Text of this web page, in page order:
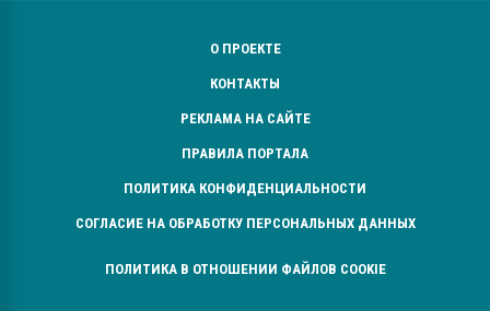
О ПРОЕКТЕ
КОНТАКТЫ
РЕКЛАМА НА САЙТЕ
ПРАВИЛА ПОРТАЛА
ПОЛИТИКА КОНФИДЕНЦИАЛЬНОСТИ
СОГЛАСИЕ НА ОБРАБОТКУ ПЕРСОНАЛЬНЫХ ДАННЫХ
ПОЛИТИКА В ОТНОШЕНИИ ФАЙЛОВ COOKIE